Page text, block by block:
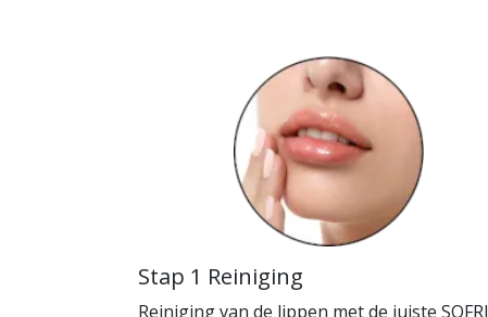
Stap 1 Reiniging
Reiniging van de lippen met de juiste SOFRI